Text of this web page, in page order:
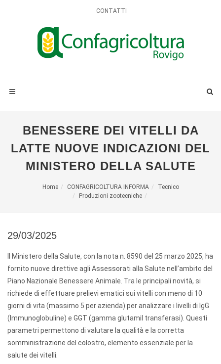
CONTATTI
BENESSERE DEI VITELLI DA
LATTE NUOVE INDICAZIONI DEL
MINISTERO DELLA SALUTE
Home CONFAGRICOLTURA INFORMA
Tecnico
Produzioni zootecniche
29/03/2025
Il Ministero della Salute, con la nota n. 8590 del 25 marzo 2025, ha
fornito nuove direttive agli Assessorati alla Salute nell’ambito del
Piano Nazionale Benessere Animale. Tra le principali novità, si
richiede di effettuare prelievi ematici sui vitelli con meno di 10
giorni di vita (massimo 5 per azienda) per analizzare i livelli di IgG
(Immunoglobuline) e GGT (gamma glutamil transferasi). Questi
parametri permettono di valutare la qualità e la corretta
somministrazione del colostro, elemento essenziale per la
salute dei vitelli.